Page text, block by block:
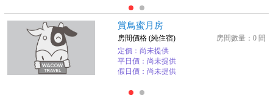
賞鳥蜜月房
房間數量：0 間
房間價格 (純住宿)
定價：尚未提供
平日價：尚未提供
假日價：尚未提供